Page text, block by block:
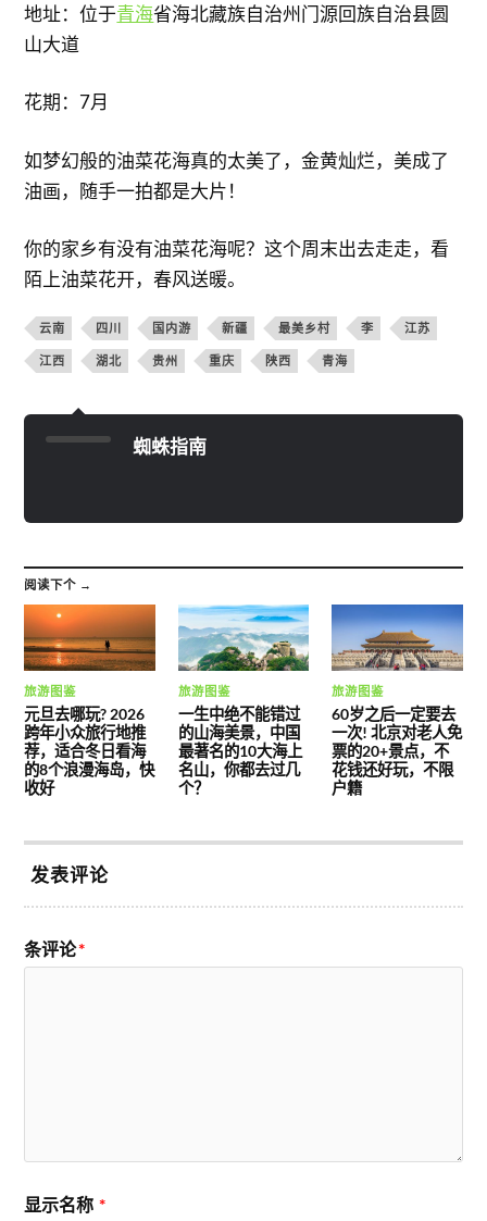
地址：位于青海省海北藏族自治州门源回族自治县圆
山大道
花期：7月
如梦幻般的油菜花海真的太美了，金黄灿烂，美成了
油画，随手一拍都是大片！
你的家乡有没有油菜花海呢？这个周末出去走走，看
陌上油菜花开，春风送暖。
云南 四川 国内游 新疆 最美乡村 李 江苏
江西 湖北 贵州 重庆 陕西 青海
蜘蛛指南
阅读下个 →
旅游图鉴
元旦去哪玩? 2026
跨年小众旅行地推
荐，适合冬日看海
的8个浪漫海岛，快
收好
旅游图鉴
一生中绝不能错过
的山海美景，中国
最著名的10大海上
名山，你都去过几
个？
旅游图鉴
60岁之后一定要去
一次! 北京对老人免
票的20+景点，不
花钱还好玩，不限
户籍
发表评论
条评论*
显示名称 *